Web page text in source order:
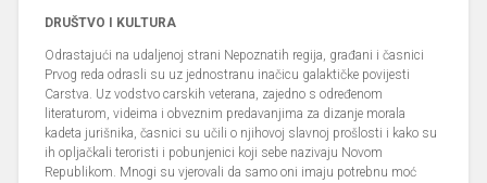
DRUŠTVO I KULTURA
Odrastajući na udaljenoj strani Nepoznatih regija, građani i časnici
Prvog reda odrasli su uz jednostranu inačicu galaktičke povijesti
Carstva. Uz vodstvo carskih veterana, zajedno s određenom
literaturom, videima i obveznim predavanjima za dizanje morala
kadeta jurišnika, časnici su učili o njihovoj slavnoj prošlosti i kako su
ih opljačkali teroristi i pobunjenici koji sebe nazivaju Novom
Republikom. Mnogi su vjerovali da samo oni imaju potrebnu moć